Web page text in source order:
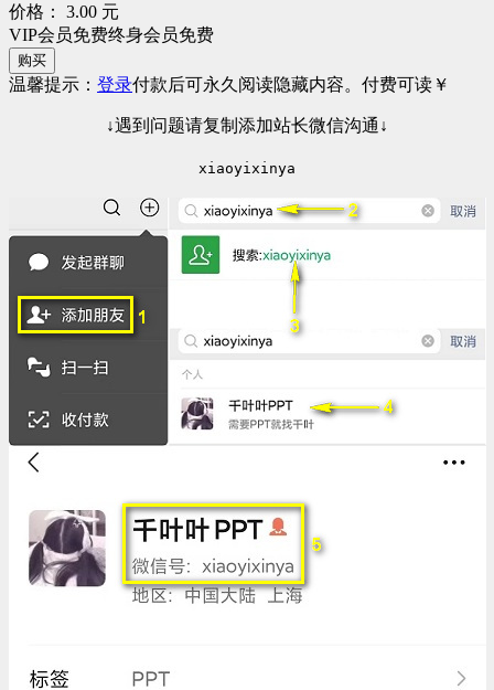
价格： 3.00 元
VIP会员免费终身会员免费
购买
温馨提示： 登录付款后可永久阅读隐藏内容。 付费可读 ￥
↓遇到问题请复制添加站长微信沟通↓
xiaoyixinya